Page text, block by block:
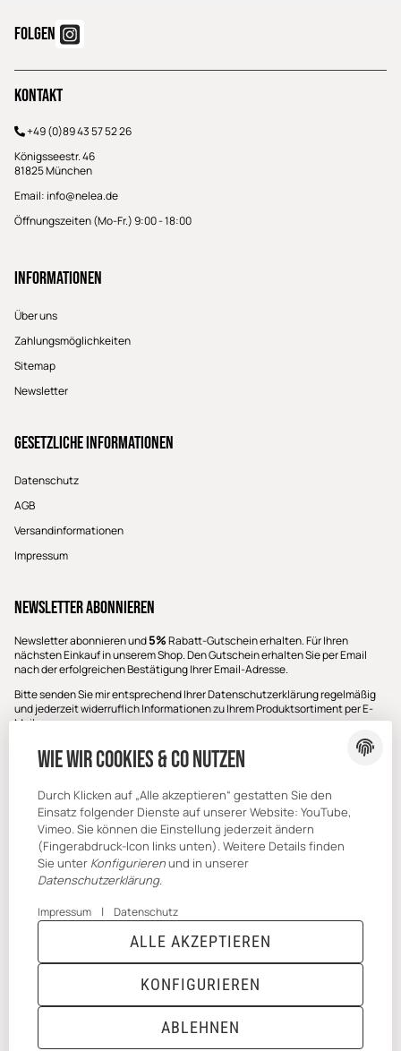
FOLGEN
Kontakt
+49 (0)89 43 57 52 26
Königsseestr. 46
81825 München
Email: info@nelea.de
Öffnungszeiten (Mo-Fr.) 9:00 - 18:00
Informationen
Über uns
Zahlungsmöglichkeiten
Sitemap
Newsletter
Gesetzliche Informationen
Datenschutz
AGB
Versandinformationen
Impressum
Newsletter Abonnieren
Newsletter abonnieren und5%Rabatt-Gutschein erhalten. Für Ihren
nächsten Einkauf in unserem Shop. Den Gutschein erhalten Sie per Email
nach der erfolgreichen Bestätigung Ihrer Email-Adresse.
Bitte senden Sie mir entsprechend IhrerDatenschutzerklärungregelmäßig
und jederzeit widerruflich Informationen zu Ihrem Produktsortiment per E-
Mail zu.
E-Mail-Adresse
* Alle Preise inkl. gesetzlicher USt., zzgl.Versand
JTL-Shop| TECHNIK JTL-Shop Template
Wie wir Cookies & Co nutzen
Durch Klicken auf „Alle akzeptieren“ gestatten Sie den
Einsatz folgender Dienste auf unserer Website: YouTube,
Vimeo. Sie können die Einstellung jederzeit ändern
(Fingerabdruck-Icon links unten). Weitere Details finden
Sie unter Konfigurierenund in unserer
Datenschutzerklärung.
Impressum | Datenschutz
ABLEHNEN
KONFIGURIEREN
ALLE AKZEPTIEREN